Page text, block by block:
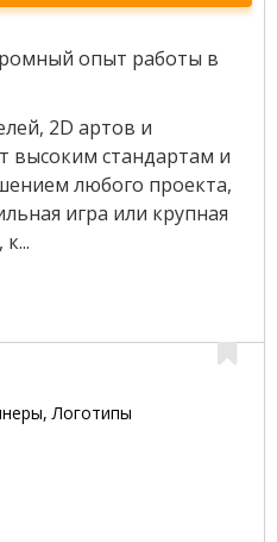
опыт работы в
2D артов и
высоким стандартам и
любого проекта,
игра или крупная
Логотипы